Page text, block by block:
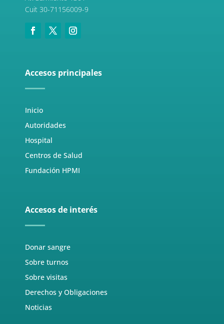
Cuit 30-71156009-9
Accesos principales
Inicio
Autoridades
Hospital
Centros de Salud
Fundación HPMI
Accesos de interés
Donar sangre
Sobre turnos
Sobre visitas
Derechos y Obligaciones
Noticias